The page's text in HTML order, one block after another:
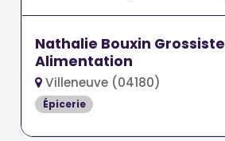
Nathalie Bouxin Grossiste
Alimentation
Villeneuve (04180)
Épicerie